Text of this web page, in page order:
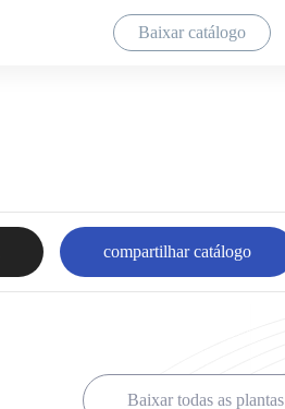
Baixar catálogo
compartilhar catálogo
Baixar todas as plantas